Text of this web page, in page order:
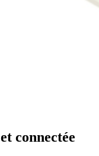
connectée